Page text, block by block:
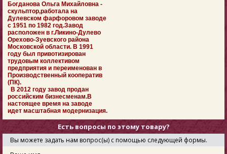
Богданова Ольга Михайловна -
скульптор,работала на
Дулевском фарфоровом заводе
с 1951 по 1982 год.Завод
расположен в г.Ликино-Дулево
Орехово-Зуевского района
Московской области. В 1991
году был привотизирован
трудовым коллективом
предприятия и переименован в
Производственный кооператив
(ПК).
В 2012 году завод продан
российским бизнесменам.В
настоящее время на заводе
идет масштабная модернизация.
Есть вопросы по этому товару?
Вы можете задать нам вопрос(ы) с помощью следующей формы.